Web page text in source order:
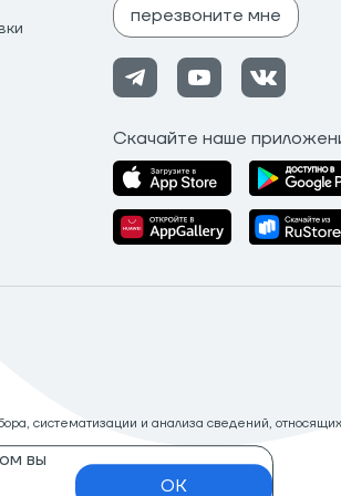
вы
OK
перезвоните мне
Скачайте наше
систематизации и анализа сведений,